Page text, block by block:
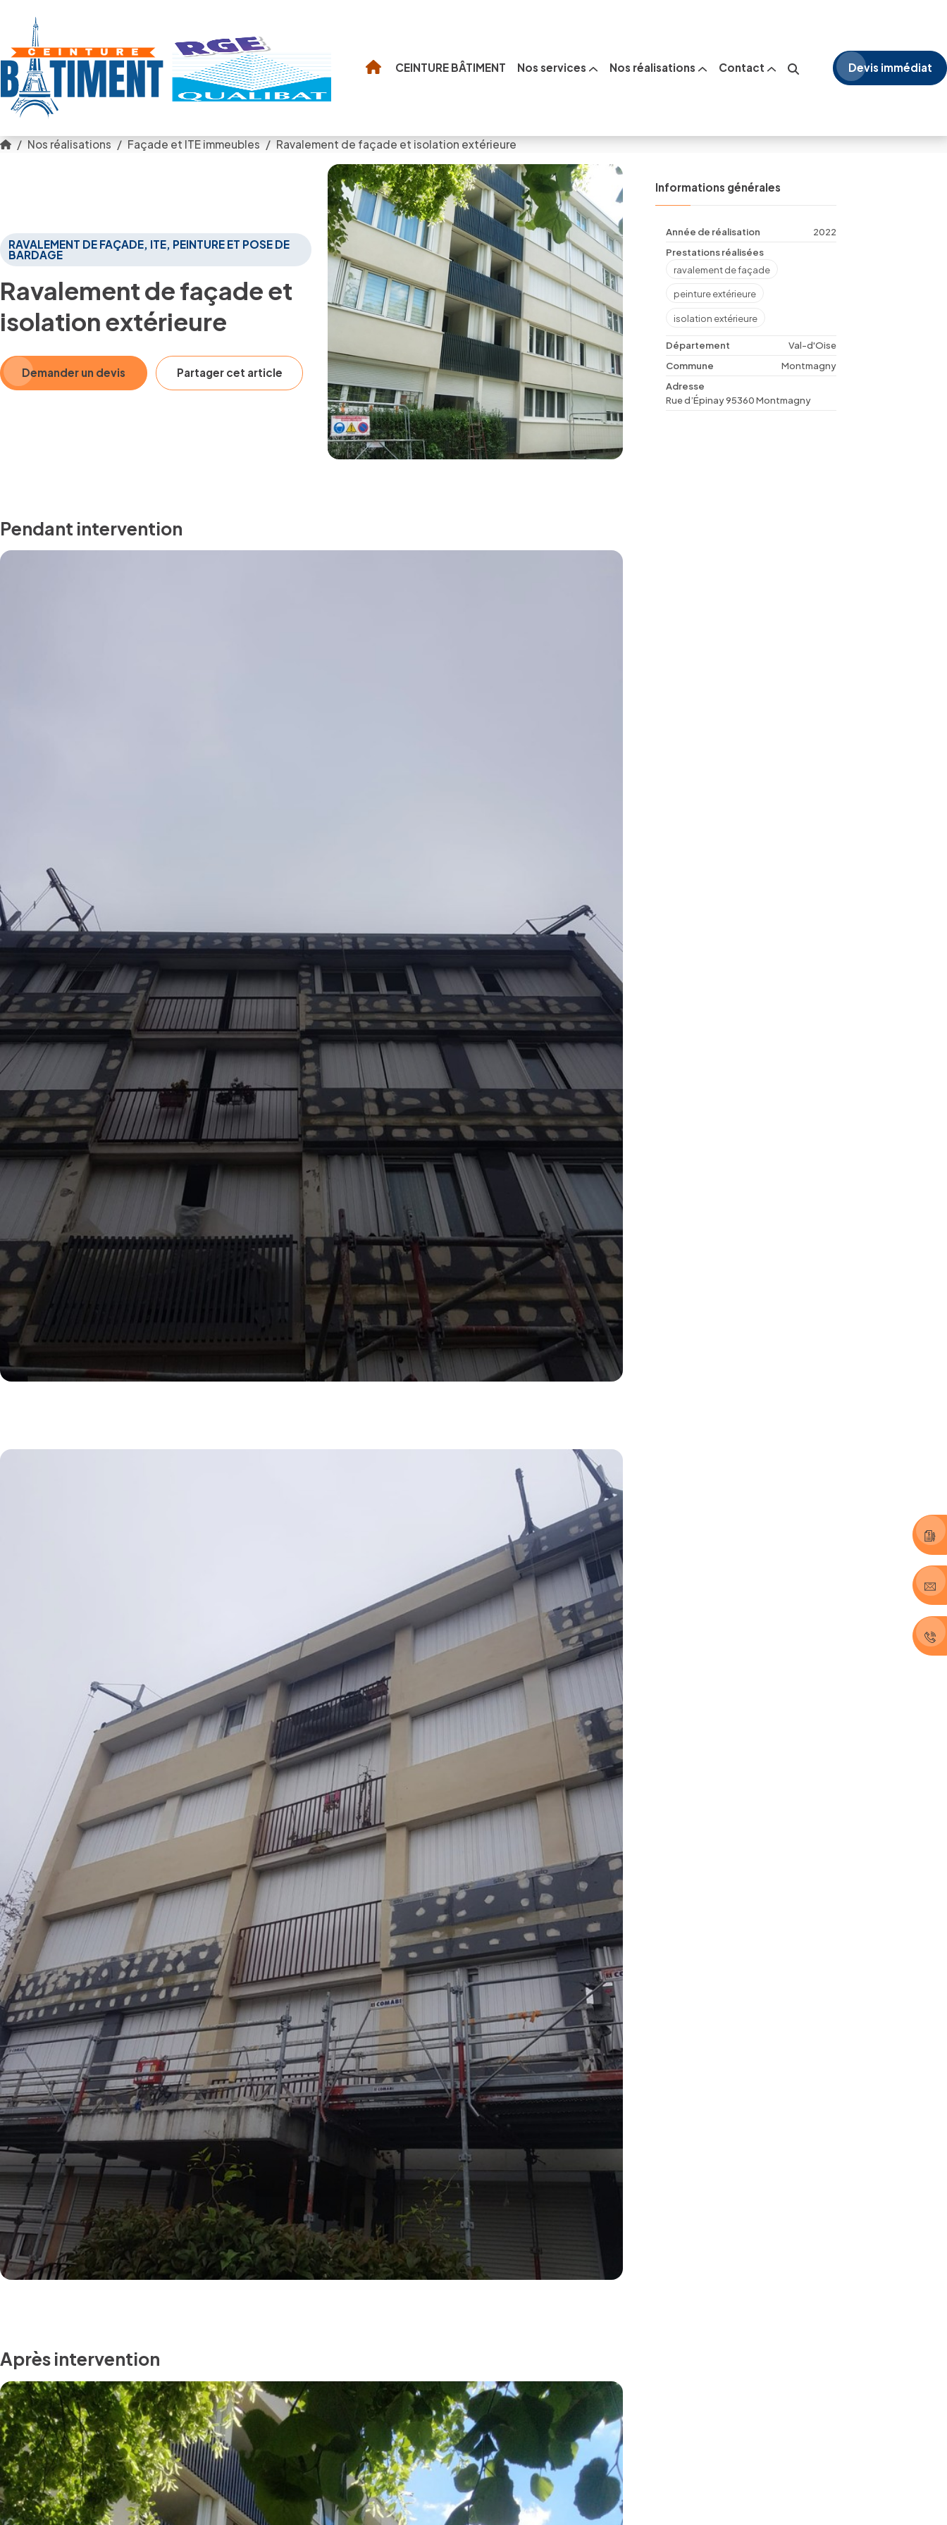
CEINTURE BÂTIMENT Nos services Nos réalisations Contact Devis immédiat
Nos réalisations Façade et ITE immeubles Ravalement de façade et isolation extérieure
Ravalement de façade et
isolation extérieure
RAVALEMENT DE FAÇADE, ITE, PEINTURE ET POSE DE
BARDAGE
Demander un devis Partager cet article
Pendant intervention
Après intervention
Informations générales
Année de réalisation
2022
Prestations réalisées
ravalement de façade
peinture extérieure
isolation extérieure
Département
Val-d'Oise
Commune
Montmagny
Adresse
Rue d’Épinay 95360 Montmagny